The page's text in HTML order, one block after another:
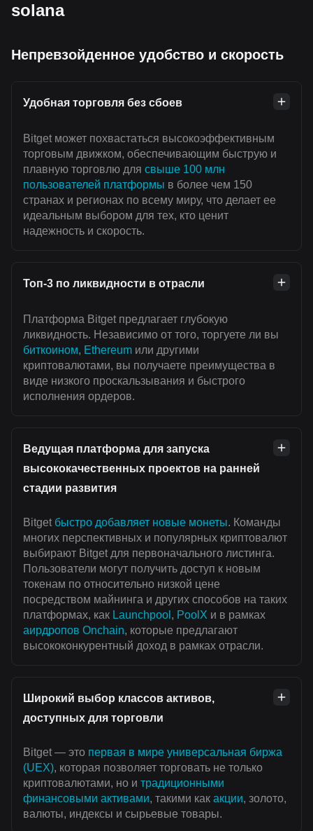
solana
Непревзойденное удобство и скорость
Удобная торговля без сбоев
Bitget может похвастаться высокоэффективным
торговым движком, обеспечивающим быструю и
плавную торговлю для свыше 100 млн
пользователей платформы в более чем 150
странах и регионах по всему миру, что делает ее
идеальным выбором для тех, кто ценит
надежность и скорость.
Топ-3 по ликвидности в отрасли
Платформа Bitget предлагает глубокую
ликвидность. Независимо от того, торгуете ли вы
биткоином, Ethereum или другими
криптовалютами, вы получаете преимущества в
виде низкого проскальзывания и быстрого
исполнения ордеров.
Ведущая платформа для запуска
высококачественных проектов на ранней
стадии развития
Bitget быстро добавляет новые монеты. Команды
многих перспективных и популярных криптовалют
выбирают Bitget для первоначального листинга.
Пользователи могут получить доступ к новым
токенам по относительно низкой цене
посредством майнинга и других способов на таких
платформах, как Launchpool , PoolX и в рамках
аирдропов Onchain, которые предлагают
высококонкурентный доход в рамках отрасли.
Широкий выбор классов активов,
доступных для торговли
Bitget — это первая в мире универсальная биржа
(UEX), которая позволяет торговать не только
криптовалютами, но и традиционными
финансовыми активами, такими как акции, золото,
валюты, индексы и сырьевые товары.